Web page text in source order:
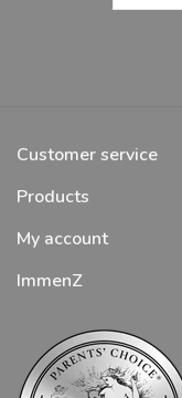
Customer service
Products
My account
ImmenZ